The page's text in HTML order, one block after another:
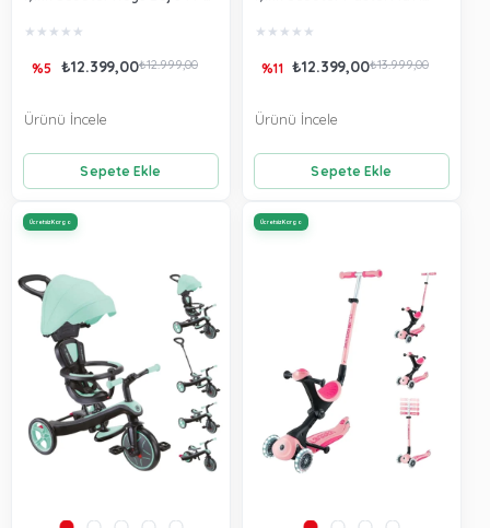
★ ★ ★ ★ ★
₺12.399,00₺12.999,00
%5
Sepete Ekle
Ürünü İncele
★ ★ ★ ★ ★
₺12.399,00₺13.999,00
%11
Sepete Ekle
Ürünü İncele
Ücretsiz Kargo Ücretsiz Kargo